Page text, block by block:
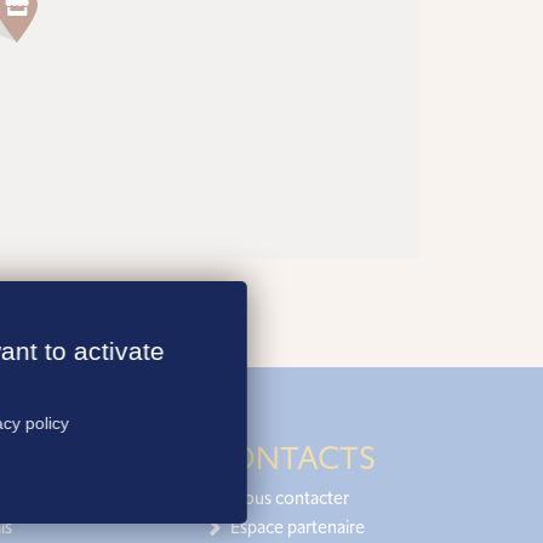
CONTACTS
Nous contacter
Espace partenaire
to activate
policy